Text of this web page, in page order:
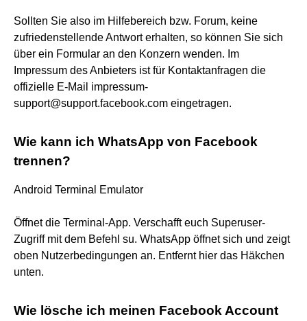
Sollten Sie also im Hilfebereich bzw. Forum, keine
zufriedenstellende Antwort erhalten, so können Sie sich
über ein Formular an den Konzern wenden. Im
Impressum des Anbieters ist für Kontaktanfragen die
offizielle E-Mail impressum-
support@support.facebook.com eingetragen.
Wie kann ich WhatsApp von Facebook
trennen?
Android Terminal Emulator
Öffnet die Terminal-App. Verschafft euch Superuser-
Zugriff mit dem Befehl su. WhatsApp öffnet sich und zeigt
oben Nutzerbedingungen an. Entfernt hier das Häkchen
unten.
Wie lösche ich meinen Facebook Account